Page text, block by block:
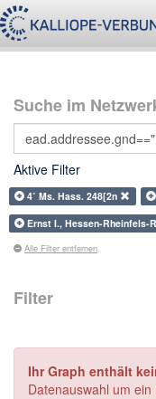
Suche im
Aktive Filter
4˚ Ms. Hass. 248[2n
Ernst I., Hessen-Rheinfels-
Alle Filter entfernen
Filter
Ihr Graph enthält
Datenauswahl um